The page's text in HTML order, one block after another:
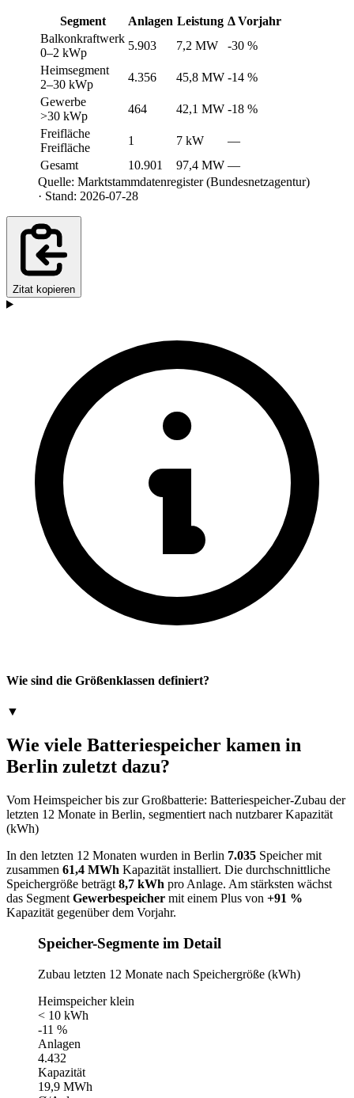
Segment Anlagen Leistung Δ Vorjahr
Balkonkraftwerk
0–2 kWp
5.903 7,2 MW
-30 %
Heimsegment
2–30 kWp
4.356 45,8 MW -14 %
Gewerbe
>30 kWp
464 42,1 MW -18 %
Freifläche
Freifläche
1 7 kW
—
Gesamt
10.901 97,4 MW —
Quelle: Marktstammdatenregister (Bundesnetzagentur)
· Stand: 2026-07-28
Zitat kopieren
Wie sind die Größenklassen definiert?
▼
Wie viele Batteriespeicher kamen in
Berlin zuletzt dazu?
Vom Heimspeicher bis zur Großbatterie: Batteriespeicher-Zubau der
letzten 12 Monate in Berlin, segmentiert nach nutzbarer Kapazität
(kWh)
In den letzten 12 Monaten wurden in Berlin 7.035 Speicher mit
zusammen 61,4 MWh Kapazität installiert. Die durchschnittliche
Speichergröße beträgt 8,7 kWh pro Anlage. Am stärksten wächst
das Segment Gewerbespeicher mit einem Plus von +91 %
Kapazität gegenüber dem Vorjahr.
Speicher-Segmente im Detail
Zubau letzten 12 Monate nach Speichergröße (kWh)
Heimspeicher klein
< 10 kWh
-11 %
Anlagen
4.432
Kapazität
19,9 MWh